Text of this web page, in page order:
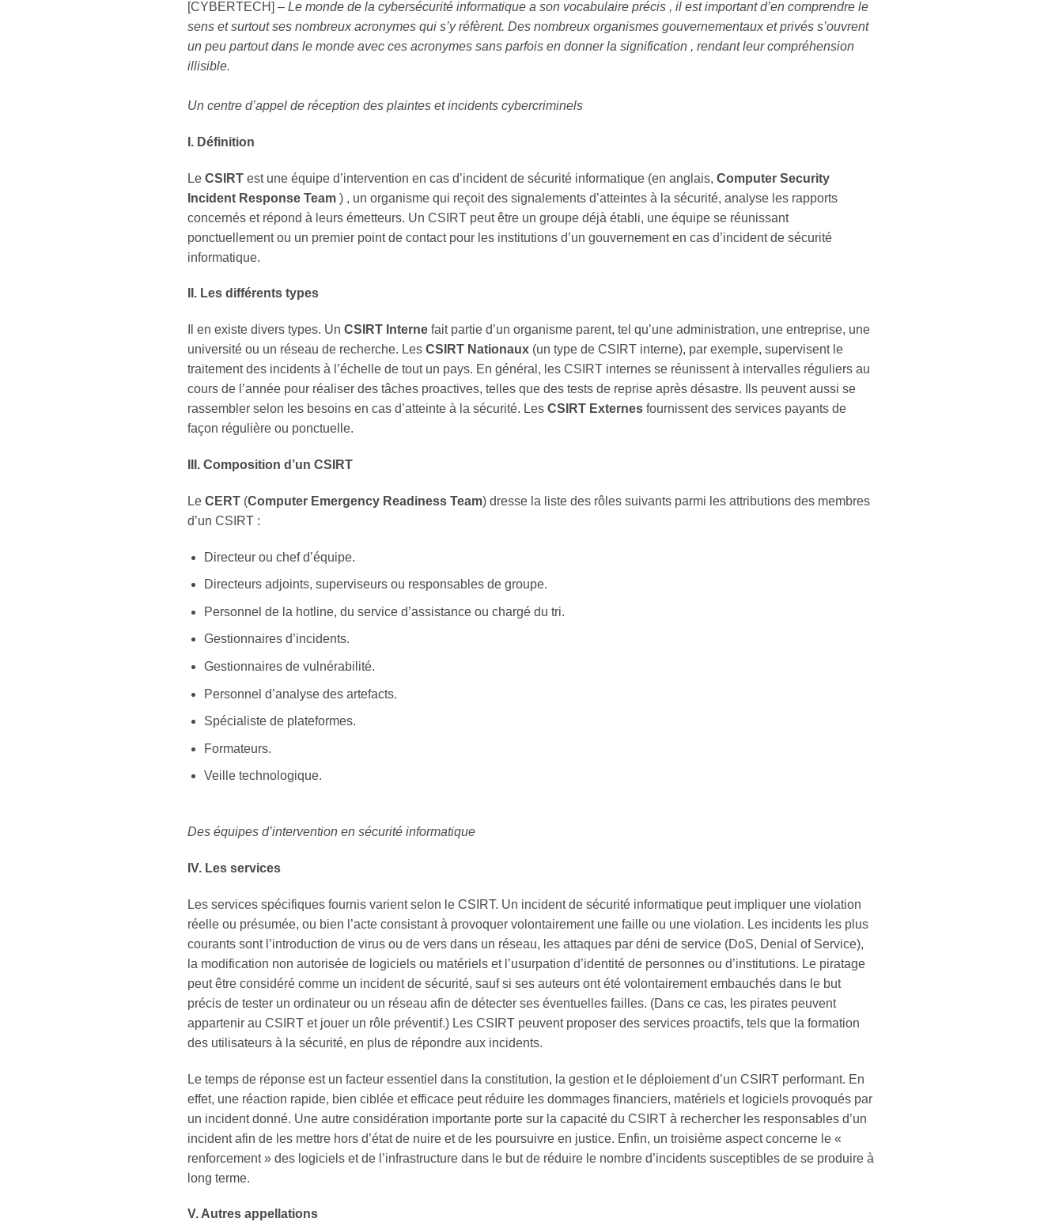
[CYBERTECH] – Le monde de la cybersécurité informatique a son vocabulaire précis , il est important d’en comprendre le
sens et surtout ses nombreux acronymes qui s’y réfèrent. Des nombreux organismes gouvernementaux et privés s’ouvrent
un peu partout dans le monde avec ces acronymes sans parfois en donner la signification , rendant leur compréhension
illisible.
Un centre d’appel de réception des plaintes et incidents cybercriminels
I. Définition
Le CSIRT est une équipe d’intervention en cas d’incident de sécurité informatique (en anglais, Computer Security
Incident Response Team ) , un organisme qui reçoit des signalements d’atteintes à la sécurité, analyse les rapports
concernés et répond à leurs émetteurs. Un CSIRT peut être un groupe déjà établi, une équipe se réunissant
ponctuellement ou un premier point de contact pour les institutions d’un gouvernement en cas d’incident de sécurité
informatique.
II. Les différents types
Il en existe divers types. Un CSIRT Interne fait partie d’un organisme parent, tel qu’une administration, une entreprise, une
université ou un réseau de recherche. Les CSIRT Nationaux (un type de CSIRT interne), par exemple, supervisent le
traitement des incidents à l’échelle de tout un pays. En général, les CSIRT internes se réunissent à intervalles réguliers au
cours de l’année pour réaliser des tâches proactives, telles que des tests de reprise après désastre. Ils peuvent aussi se
rassembler selon les besoins en cas d’atteinte à la sécurité. Les CSIRT Externes fournissent des services payants de
façon régulière ou ponctuelle.
III. Composition d’un CSIRT
Le CERT (Computer Emergency Readiness Team) dresse la liste des rôles suivants parmi les attributions des membres
d’un CSIRT :
Directeur ou chef d’équipe.
Directeurs adjoints, superviseurs ou responsables de groupe.
Personnel de la hotline, du service d’assistance ou chargé du tri.
Gestionnaires d’incidents.
Gestionnaires de vulnérabilité.
Personnel d’analyse des artefacts.
Spécialiste de plateformes.
Formateurs.
Veille technologique.
Des équipes d’intervention en sécurité informatique
IV. Les services
Les services spécifiques fournis varient selon le CSIRT. Un incident de sécurité informatique peut impliquer une violation
réelle ou présumée, ou bien l’acte consistant à provoquer volontairement une faille ou une violation. Les incidents les plus
courants sont l’introduction de virus ou de vers dans un réseau, les attaques par déni de service (DoS, Denial of Service),
la modification non autorisée de logiciels ou matériels et l’usurpation d’identité de personnes ou d’institutions. Le piratage
peut être considéré comme un incident de sécurité, sauf si ses auteurs ont été volontairement embauchés dans le but
précis de tester un ordinateur ou un réseau afin de détecter ses éventuelles failles. (Dans ce cas, les pirates peuvent
appartenir au CSIRT et jouer un rôle préventif.) Les CSIRT peuvent proposer des services proactifs, tels que la formation
des utilisateurs à la sécurité, en plus de répondre aux incidents.
Le temps de réponse est un facteur essentiel dans la constitution, la gestion et le déploiement d’un CSIRT performant. En
effet, une réaction rapide, bien ciblée et efficace peut réduire les dommages financiers, matériels et logiciels provoqués par
un incident donné. Une autre considération importante porte sur la capacité du CSIRT à rechercher les responsables d’un
incident afin de les mettre hors d’état de nuire et de les poursuivre en justice. Enfin, un troisième aspect concerne le «
renforcement » des logiciels et de l’infrastructure dans le but de réduire le nombre d’incidents susceptibles de se produire à
long terme.
V. Autres appellations